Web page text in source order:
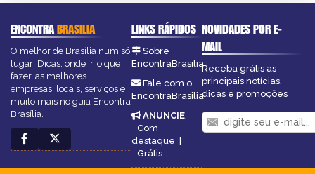
ENCONTRABRASILIA
O melhor de Brasília num só
lugar! Dicas, onde ir, o que
fazer, as melhores
empresas, locais, serviços e
muito mais no guia Encontra
Brasília.
LINKS RÁPIDOS
Sobre
EncontraBrasilia
Fale com o
EncontraBrasilia
ANUNCIE:
Com
destaque |
Grátis
NOVIDADES POR E-
MAIL
Receba grátis as
principais notícias,
dicas e promoções